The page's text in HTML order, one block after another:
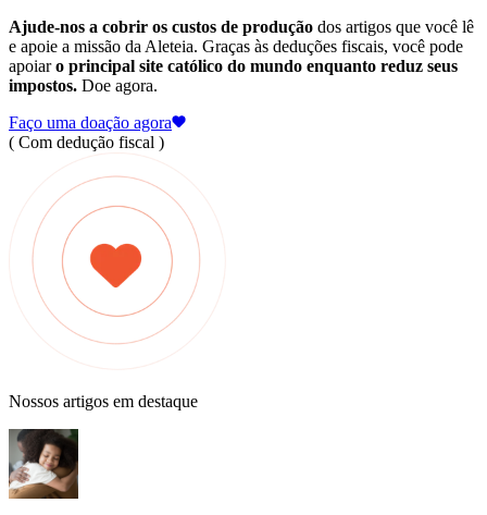
Ajude-nos a cobrir os custos de produção dos artigos que você lê
e apoie a missão da Aleteia. Graças às deduções fiscais, você pode
apoiaro principal site católico do mundo enquanto reduz seus
impostos. Doe agora.
Faço uma doação agora
( Com dedução fiscal )
Nossos artigos em destaque